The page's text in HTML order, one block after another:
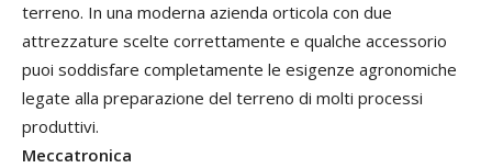
terreno. In una moderna azienda orticola con due
attrezzature scelte correttamente e qualche accessorio
puoi soddisfare completamente le esigenze agronomiche
legate alla preparazione del terreno di molti processi
produttivi.
Meccatronica